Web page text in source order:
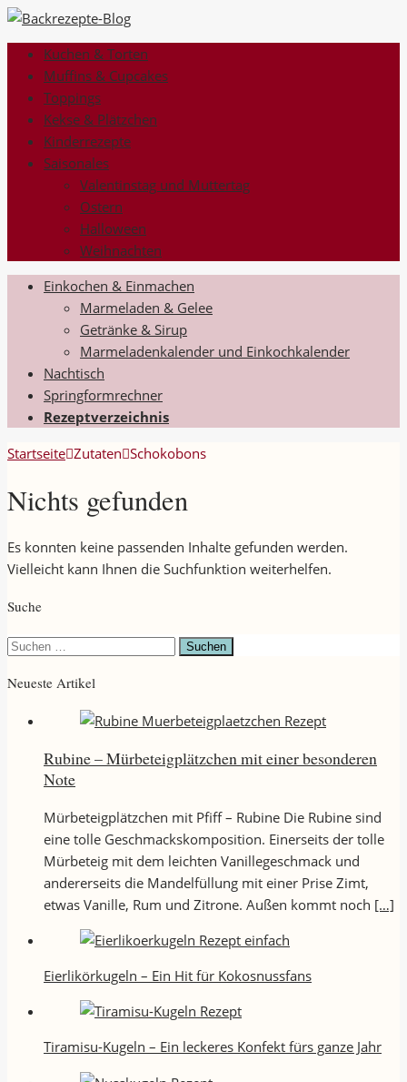
Kuchen & Torten
Muffins & Cupcakes
Toppings
Kekse & Plätzchen
Kinderrezepte
Saisonales
Valentinstag und Muttertag
Ostern
Halloween
Weihnachten
Einkochen & Einmachen
Marmeladen & Gelee
Getränke & Sirup
Marmeladenkalender und Einkochkalender
Nachtisch
Springformrechner
Rezeptverzeichnis
Startseite Zutaten Schokobons
Nichts gefunden
Es konnten keine passenden Inhalte gefunden werden.
Vielleicht kann Ihnen die Suchfunktion weiterhelfen.
Suche
Suchen
Neueste Artikel
Rubine – Mürbeteigplätzchen mit einer besonderen
Note
Mürbeteigplätzchen mit Pfiff – Rubine Die Rubine sind
eine tolle Geschmackskomposition. Einerseits der tolle
Mürbeteig mit dem leichten Vanillegeschmack und
andererseits die Mandelfüllung mit einer Prise Zimt,
etwas Vanille, Rum und Zitrone. Außen kommt noch […]
Eierlikörkugeln – Ein Hit für Kokosnussfans
Tiramisu-Kugeln – Ein leckeres Konfekt fürs ganze Jahr